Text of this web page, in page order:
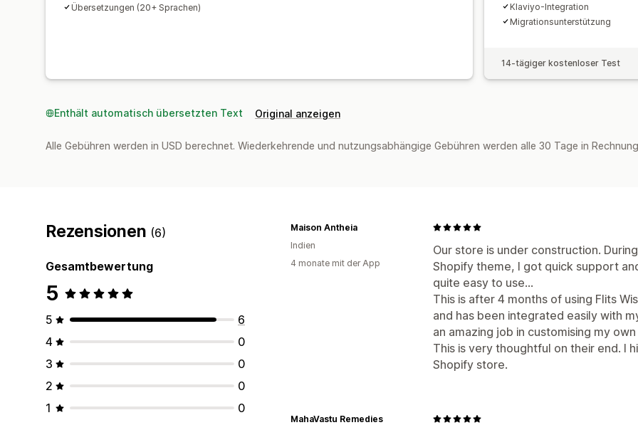
Übersetzungen (20+ Sprachen)
Klaviyo-Integration
Migrationsunterstützung
14-tägiger kostenloser Test
Enthält automatisch übersetzten Text Original anzeigen
Alle Gebühren werden in USD berechnet. Wiederkehrende und nutzungsabhängige Gebühren werden alle 30 Tage in
Rezensionen (6)
Gesamtbewertung
5
5
6
4
0
3
0
2
0
1
0
Our store is under construction.
Shopify theme, I got quick support
quite easy to use...
This is after 4 months of using Flits
and has been integrated easily with
an amazing job in customising my
This is very thoughtful on their end. I
Shopify store.
Maison Antheia
Indien
4 monate mit der App
MahaVastu Remedies